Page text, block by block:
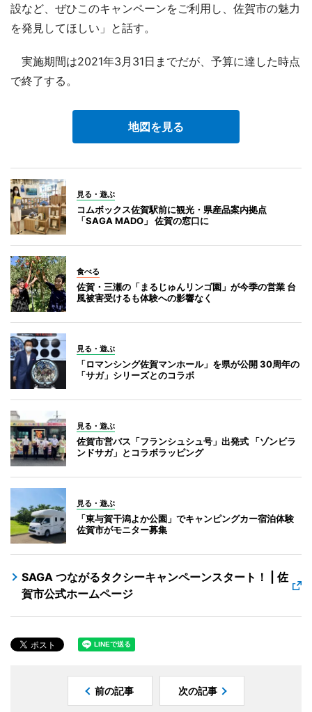
設など、ぜひこのキャンペーンをご利用し、佐賀市の魅力
を発見してほしい」と話す。
実施期間は2021年3月31日までだが、予算に達した時点
で終了する。
地図を見る
見る・遊ぶ
コムボックス佐賀駅前に観光・県産品案内拠点
「SAGA MADO」 佐賀の窓口に
食べる
佐賀・三瀬の「まるじゅんリンゴ園」が今季の営業 台
風被害受けるも体験への影響なく
見る・遊ぶ
「ロマンシング佐賀マンホール」を県が公開 30周年の
「サガ」シリーズとのコラボ
見る・遊ぶ
佐賀市営バス「フランシュシュ号」出発式 「ゾンビラ
ンドサガ」とコラボラッピング
見る・遊ぶ
「東与賀干潟よか公園」でキャンピングカー宿泊体験
佐賀市がモニター募集
SAGA つながるタクシーキャンペーンスタート！ | 佐
賀市公式ホームページ
前の記事 次の記事